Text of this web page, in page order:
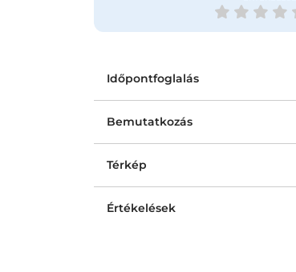
Időpontfoglalás
Bemutatkozás
Térkép
Értékelések